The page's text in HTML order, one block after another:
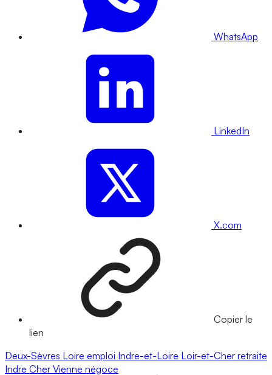
WhatsApp
LinkedIn
X.com
Copier le
lien
Deux-Sèvres Loire emploi Indre-et-Loire Loir-et-Cher retraite
Indre Cher Vienne négoce